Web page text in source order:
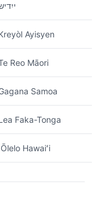
Ayisyen
Reo Māori
Samoa
Faka-Tonga
Hawaiʻi